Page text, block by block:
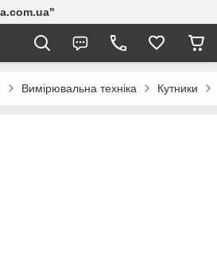
Вимірювальна техніка Кутники